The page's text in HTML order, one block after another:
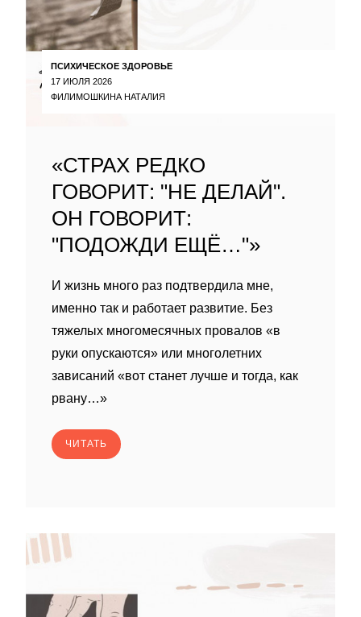
ПСИХИЧЕСКОЕ ЗДОРОВЬЕ
17 ИЮЛЯ 2026
ФИЛИМОШКИНА НАТАЛИЯ
«СТРАХ РЕДКО
ГОВОРИТ: "НЕ ДЕЛАЙ".
ОН ГОВОРИТ:
"ПОДОЖДИ ЕЩЁ…"»
И жизнь много раз подтвердила мне,
именно так и работает развитие. Без
тяжелых многомесячных провалов «в
руки опускаются» или многолетних
зависаний «вот станет лучше и тогда, как
рвану…»
ЧИТАТЬ